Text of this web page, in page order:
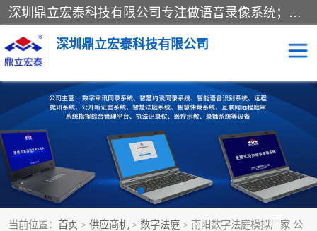
深圳鼎立宏泰科技有限公司专注做语音录像系统；主要服务有：约谈室同步录音录像系统、设计数字询问同步录音录像、数字约谈室同步录音录像、公开听证室、智慧庭审、智能语音识别转写、远程提讯（提审）、记录仪、远程指挥综合管理平台、录播系统等
深圳鼎立宏泰科技有限公司
当前位置： 首页 > 供应商机 > 数字法庭 > 南阳数字法庭模拟厂家 公
同步录音录像设备 便携式审讯设备
数字法庭 听证室
远程提讯 语音识别